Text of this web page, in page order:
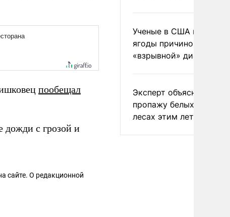
пообещал
дожди с грозой и
сайте. О редакционной
Ученые в США назвали
ягоды причиной
«взрывной» диареи
Эксперт объяснил
пропажу белых грибов
лесах этим летом